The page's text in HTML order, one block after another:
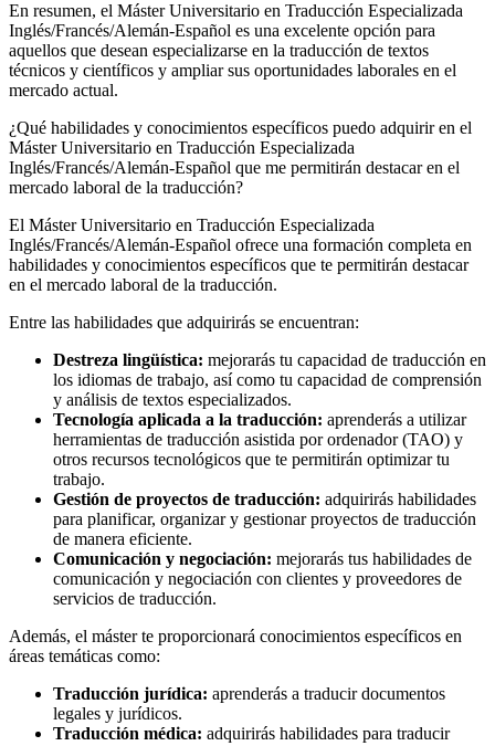
En resumen, el Máster Universitario en Traducción Especializada
Inglés/Francés/Alemán-Español es una excelente opción para
aquellos que desean especializarse en la traducción de textos
técnicos y científicos y ampliar sus oportunidades laborales en el
mercado actual.
¿Qué habilidades y conocimientos específicos puedo adquirir en el
Máster Universitario en Traducción Especializada
Inglés/Francés/Alemán-Español que me permitirán destacar en el
mercado laboral de la traducción?
El Máster Universitario en Traducción Especializada
Inglés/Francés/Alemán-Español ofrece una formación completa en
habilidades y conocimientos específicos que te permitirán destacar
en el mercado laboral de la traducción.
Entre las habilidades que adquirirás se encuentran:
Destreza lingüística: mejorarás tu capacidad de traducción en
los idiomas de trabajo, así como tu capacidad de comprensión
y análisis de textos especializados.
Tecnología aplicada a la traducción: aprenderás a utilizar
herramientas de traducción asistida por ordenador (TAO) y
otros recursos tecnológicos que te permitirán optimizar tu
trabajo.
Gestión de proyectos de traducción: adquirirás habilidades
para planificar, organizar y gestionar proyectos de traducción
de manera eficiente.
Comunicación y negociación: mejorarás tus habilidades de
comunicación y negociación con clientes y proveedores de
servicios de traducción.
Además, el máster te proporcionará conocimientos específicos en
áreas temáticas como:
Traducción jurídica: aprenderás a traducir documentos
legales y jurídicos.
Traducción médica: adquirirás habilidades para traducir